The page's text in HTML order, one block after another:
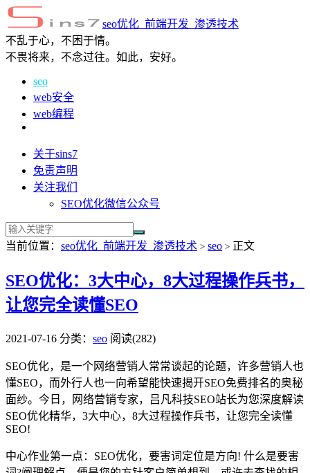
seo优化_前端开发_渗透技术
不乱于心，不困于情。
不畏将来，不念过往。如此，安好。
seo
web安全
web编程
关于sins7
免责声明
关注我们
SEO优化微信公众号
当前位置： seo优化_前端开发_渗透技术 > seo > 正文
SEO优化：3大中心，8大过程操作兵书，
让您完全读懂SEO
2021-07-16 分类： seo 阅读(282)
SEO优化，是一个网络营销人常常谈起的论题，许多营销人也
懂SEO，而外行人也一向希望能快速揭开SEO免费排名的奥秘
面纱。今日，网络营销专家，吕凡科技SEO站长为您深度解读
SEO优化精华，3大中心，8大过程操作兵书，让您完全读懂
SEO!
中心作业第一点：SEO优化，要害词定位是方向! 什么是要害